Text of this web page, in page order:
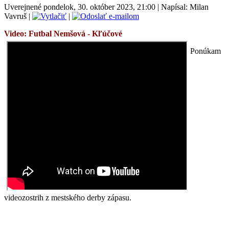
Uverejnené pondelok, 30. október 2023, 21:00 | Napísal: Milan
Vavruš |
|
Video: Futbal Nemšová - Kľúčové
Ponúkam
videozostrih z mestského derby zápasu.